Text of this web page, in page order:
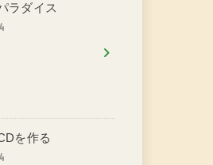
ラダイス
を作る